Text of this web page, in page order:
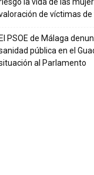
de víctimas
PSOE de Málaga
pública en el
al Parlamento